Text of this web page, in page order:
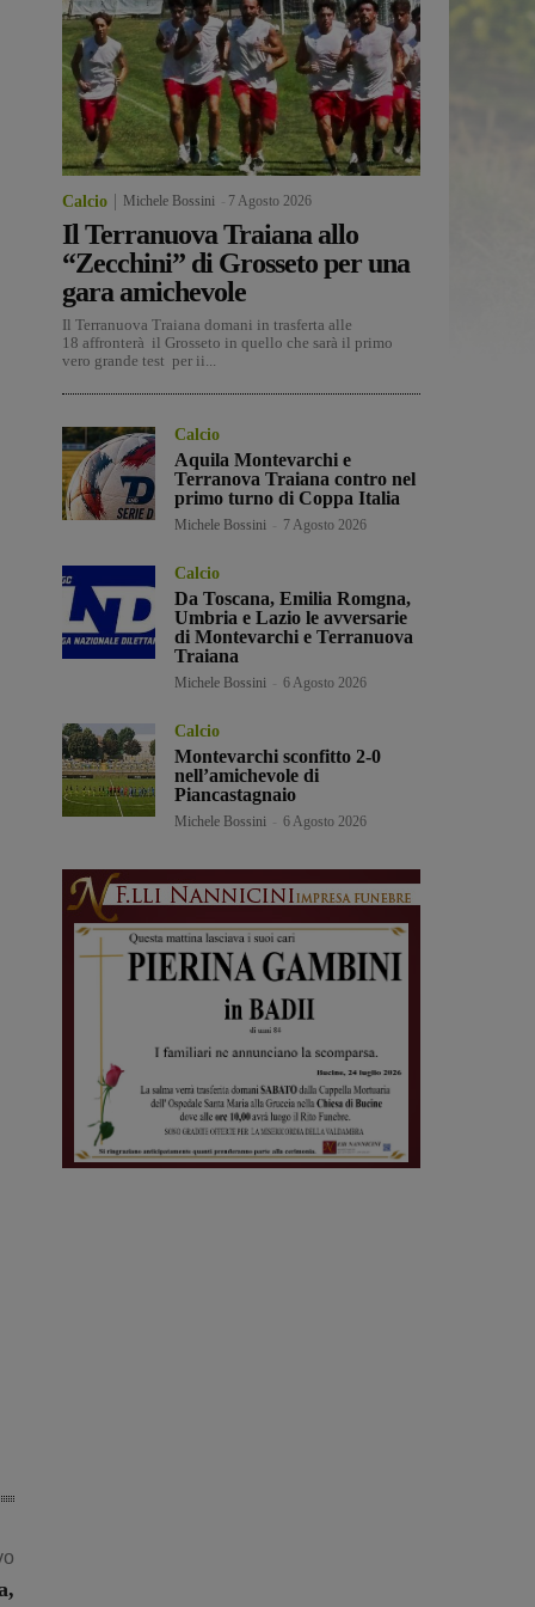
Calcio Michele Bossini 7 Agosto 2026
Il Terranuova Traiana allo
“Zecchini” di Grosseto per una
gara amichevole
Il Terranuova Traiana domani in trasferta alle
18 affronterà il Grosseto in quello che sarà il primo
vero grande test per ii...
Calcio
Aquila Montevarchi e
Terranova Traiana contro nel
primo turno di Coppa Italia
Michele Bossini 7 Agosto 2026
Calcio
Da Toscana, Emilia Romgna,
Umbria e Lazio le avversarie
di Montevarchi e Terranuova
Traiana
Michele Bossini 6 Agosto 2026
Calcio
Montevarchi sconfitto 2-0
nell’amichevole di
Piancastagnaio
Michele Bossini 6 Agosto 2026